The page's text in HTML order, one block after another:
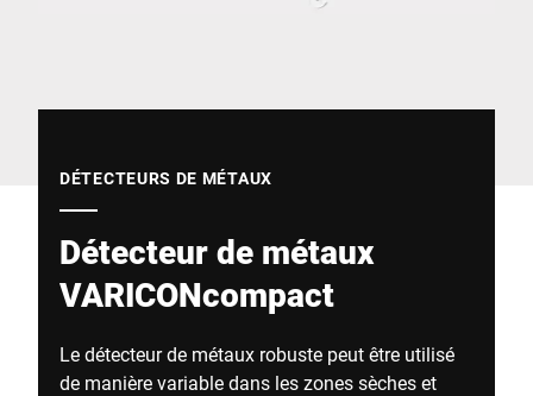
DÉTECTEURS DE MÉTAUX
Détecteur de métaux
VARICONcompact
Le détecteur de métaux robuste peut être utilisé
de manière variable dans les zones sèches et